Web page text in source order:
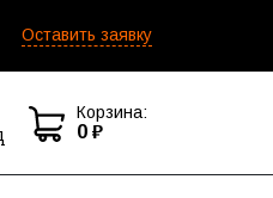
Оставить заявку
Корзина:
0 ₽